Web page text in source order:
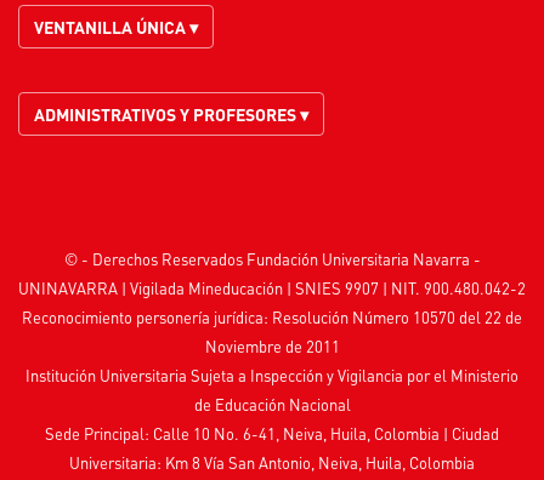
VENTANILLA ÚNICA ▾
ADMINISTRATIVOS Y PROFESORES ▾
© - Derechos Reservados Fundación Universitaria Navarra -
UNINAVARRA | Vigilada Mineducación | SNIES 9907 | NIT. 900.480.042-2
Reconocimiento personería jurídica: Resolución Número 10570 del 22 de
Noviembre de 2011
Institución Universitaria Sujeta a Inspección y Vigilancia por el Ministerio
de Educación Nacional
Sede Principal: Calle 10 No. 6-41, Neiva, Huila, Colombia | Ciudad
Universitaria: Km 8 Vía San Antonio, Neiva, Huila, Colombia